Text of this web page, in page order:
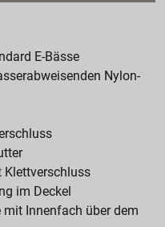
E-Bässe
Nylon-
Klettverschluss
im Deckel
Innenfach über dem